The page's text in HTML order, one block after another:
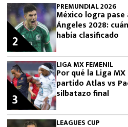
PREMUNDIAL 2026
México logra pase
Ángeles 2028:
había clasificado
2
LIGA MX FEMENIL
Por qué la Liga
partido Atlas vs
silbatazo final
3
LEAGUES CUP